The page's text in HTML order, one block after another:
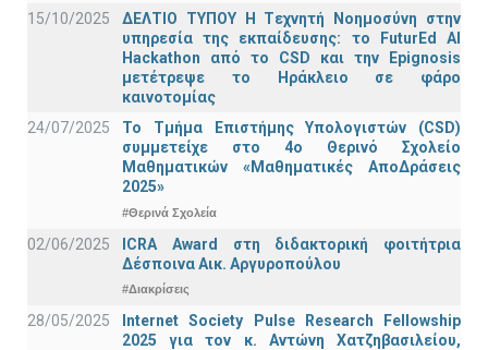
15/10/2025
ΔΕΛΤΙΟ ΤΥΠΟΥ H Tεχνητή Νοημοσύνη στην
υπηρεσία της εκπαίδευσης: το FuturEd AI
Hackathon από το CSD και την Epignosis
μετέτρεψε το Ηράκλειο σε φάρο
καινοτομίας
24/07/2025
Το Τμήμα Επιστήμης Υπολογιστών (CSD)
συμμετείχε στο 4ο Θερινό Σχολείο
Μαθηματικών «Μαθηματικές ΑποΔράσεις
2025»
#Θερινά Σχολεία
02/06/2025
ICRA Award στη διδακτορική φοιτήτρια
Δέσποινα Αικ. Αργυροπούλου
#Διακρίσεις
28/05/2025
Internet Society Pulse Research Fellowship
2025 για τον κ. Αντώνη Χατζηβασιλείου,